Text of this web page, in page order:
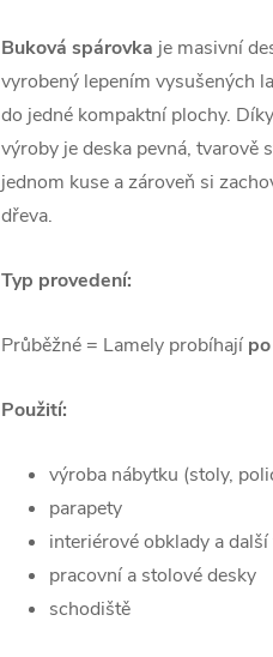
Buková spárovka je masivní
vyrobený lepením vysušených
do jedné kompaktní plochy.
výroby je deska pevná, tvarově
jednom kuse a zároveň si
dřeva.
Typ provedení:
Průběžné = Lamely probíhají
Použití:
výroba nábytku (stoly,
parapety
interiérové obklady a
pracovní a stolové desky
schodiště